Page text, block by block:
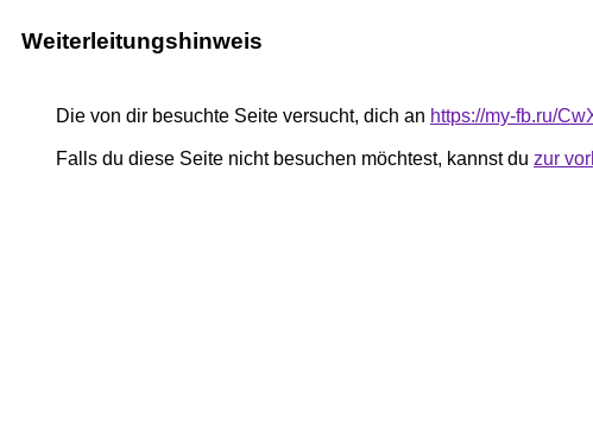
Weiterleitungshinweis
Die von dir besuchte Seite versucht, dich an https://my-fb.ru/
Falls du diese Seite nicht besuchen möchtest, kannst du zur